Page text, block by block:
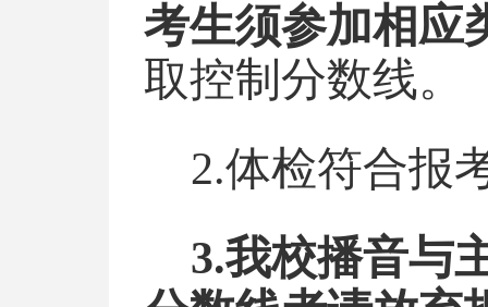
考生须参加相应
取控制分数线。
2.体检符合报
3.我校播音与